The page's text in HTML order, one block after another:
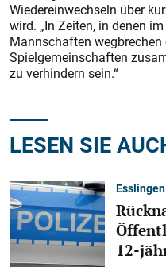
Wiedereinwechseln über
wird. „In Zeiten, in denen
Mannschaften wegbrechen
Spielgemeinschaften
zu verhindern sein.“
LESEN SIE
Esslingen
12-